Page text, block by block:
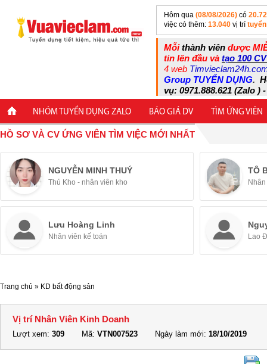
Hôm qua (08/08/2026) có
việc có thêm: 13.040 vị trí
Mỗithành viên được
tin lên đầu và tạo 100
4 web
Group TUYỂN DỤNG.
vụ: 0971.888.621 (Zalo )
NHÓM TUYỂN DỤNG ZALO BÁO GIÁ DV TÌM ỨNG VIÊN
HỒ SƠ VÀ CV ỨNG VIÊN TÌM VIỆC MỚI NHẤT
NGUYỄN MINH THUÝ
Thủ Kho - nhân viên kho
TÔ
Lưu Hoàng Linh
Nhân viên kế toán Lao
Trang chủ » KD bất động sản
Vị trí Nhân Viên Kinh Doanh
Lượt xem: 309 Mã: VTN007523 Ngày làm mới: 18/10/2019